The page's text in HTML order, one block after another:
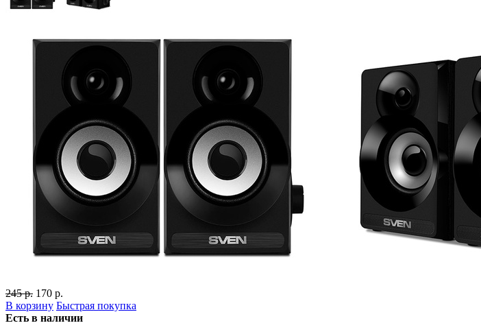
245 р. 170 р.
В корзину Быстрая покупка
Есть в наличии